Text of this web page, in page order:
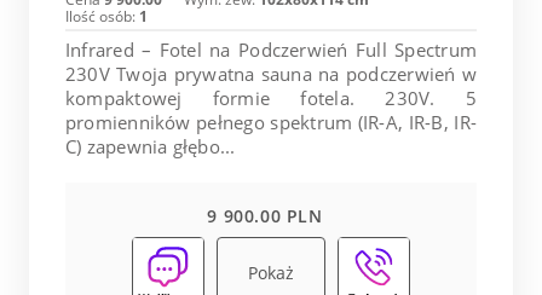
Ilość osób: 1
Infrared – Fotel na Podczerwień Full Spectrum
230V Twoja prywatna sauna na podczerwień w
kompaktowej formie fotela. 230V. 5
promienników pełnego spektrum (IR-A, IR-B, IR-
C) zapewnia głębo...
9 900.00 PLN
Pokaż